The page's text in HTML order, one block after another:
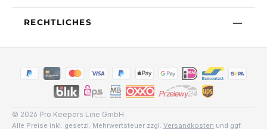
RECHTLICHES
© 2026 Pro Keepers Line GmbH
Alle Preise inkl. gesetzl. Mehrwertsteuer zzgl. Versandkosten und ggf.